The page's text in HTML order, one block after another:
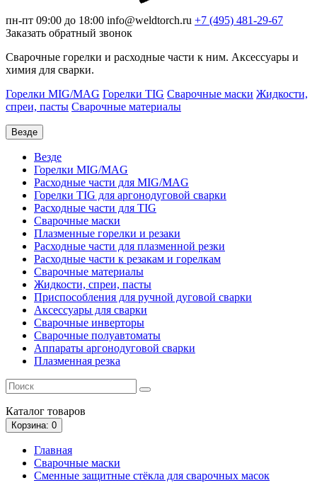
пн-пт 09:00 до 18:00 info@weldtorch.ru +7 (495) 481-29-67
Заказать обратный звонок
Сварочные горелки и расходные части к ним. Аксессуары и
химия для сварки.
Горелки MIG/MAG Горелки TIG Сварочные маски Жидкости,
спреи, пасты Сварочные материалы
Везде
Везде
Горелки MIG/MAG
Расходные части для MIG/MAG
Горелки TIG для аргонодуговой сварки
Расходные части для TIG
Сварочные маски
Плазменные горелки и резаки
Расходные части для плазменной резки
Расходные части к резакам и горелкам
Сварочные материалы
Жидкости, спреи, пасты
Приспособления для ручной дуговой сварки
Аксессуары для сварки
Сварочные инверторы
Сварочные полуавтоматы
Аппараты аргонодуговой сварки
Плазменная резка
Каталог товаров
Корзина: 0
Главная
Сварочные маски
Сменные защитные стёкла для сварочных масок